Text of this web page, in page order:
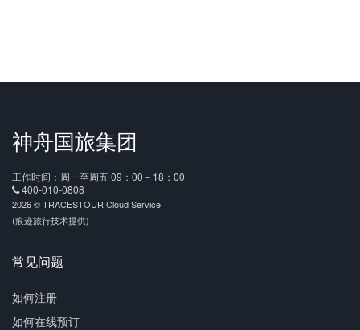
神舟国旅集团
工作时间：周一至周五 09：00－18：00
400-010-0808
2026 © TRACESTOUR Cloud Service
(痕迹旅行技术提供)
常见问题
如何注册
如何在线预订